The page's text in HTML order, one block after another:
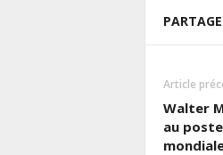
Article
Walter
au